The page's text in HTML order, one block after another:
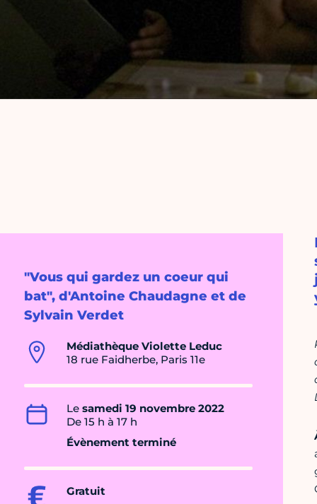
"Vous qui gardez un coeur qui
bat", d'Antoine Chaudagne et de
Sylvain Verdet
Médiathèque Violette Leduc
18 rue Faidherbe, Paris 11e
Le samedi 19 novembre 2022
De 15 h à 17 h
Évènement terminé
Gratuit